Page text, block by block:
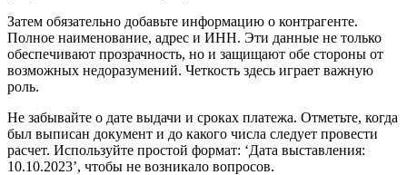
Затем обязательно добавьте информацию о контрагенте.
Полное наименование, адрес и ИНН. Эти данные не только
обеспечивают прозрачность, но и защищают обе стороны от
возможных недоразумений. Четкость здесь играет важную
роль.
Не забывайте о дате выдачи и сроках платежа. Отметьте, когда
был выписан документ и до какого числа следует провести
расчет. Используйте простой формат: ‘Дата выставления:
10.10.2023’, чтобы не возникало вопросов.